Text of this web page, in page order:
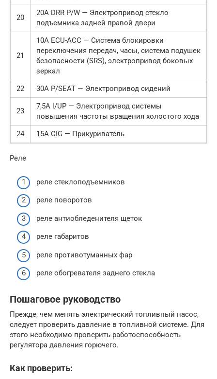
20
20A DRR P/W — Электропривод стекло
подъемника задней правой двери
21
10A ECU-ACC — Система блокировки
переключения передач, часы, система подушек
безопасности (SRS), электропривод боковых
зеркал
22
30A P/SEAT — Электропривод сидений
23
7,5A l/UP — Электропривод системы
повышения частоты вращения холостого хода
24
15A CIG — Прикуриватель
Реле
реле стеклоподъемников
реле поворотов
реле антиобледенителя щеток
реле габаритов
реле противотуманных фар
реле обогревателя заднего стекла
Пошаговое руководство
Прежде, чем менять электрический топливный насос,
следует проверить давление в топливной системе. Для
этого необходимо проверить работоспособность
регулятора давления горючего.
Как проверить: